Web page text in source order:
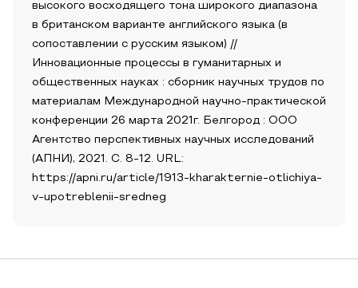
высокого восходящего тона широкого диапазона
в британском варианте английского языка (в
сопоставлении с русским языком) //
Инновационные процессы в гуманитарных и
общественных науках : сборник научных трудов по
материалам Международной научно-практической
конференции 26 марта 2021г. Белгород : ООО
Агентство перспективных научных исследований
(АПНИ), 2021. С. 8-12. URL:
https://apni.ru/article/1913-kharakternie-otlichiya-
v-upotreblenii-sredneg